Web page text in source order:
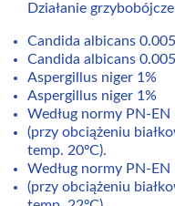
Działanie grzybobójcze
Candida albicans
Candida albicans
Aspergillus niger 1%
Aspergillus niger 1%
Według normy PN-
(przy obciążeniu
temp. 20ºC).
Według normy PN-
(przy obciążeniu